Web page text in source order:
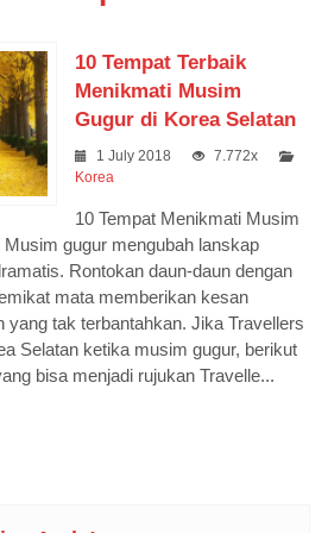
10 Tempat Terbaik
Menikmati Musim
Gugur di Korea Selatan
1 July 2018
7.772x
Korea
10 Tempat Menikmati Musim
gugur mengubah lanskap
Rontokan daun-daun dengan
mata memberikan kesan
yang tak terbantahkan. Jika Travellers
Selatan ketika musim gugur, berikut
bisa menjadi rujukan Travelle...